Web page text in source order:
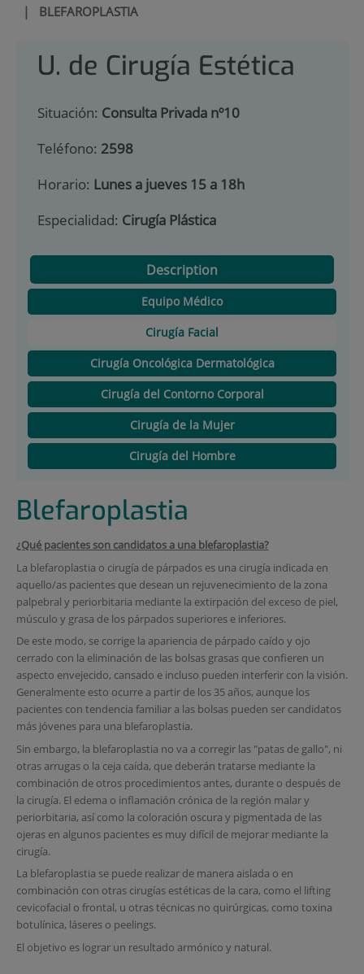
| BLEFAROPLASTIA
U. de Cirugía Estética
Situación: Consulta Privada nº10
Teléfono: 2598
Horario: Lunes a jueves 15 a 18h
Especialidad: Cirugía Plástica
Description
Equipo Médico
Cirugía Facial
Cirugía Oncológica Dermatológica
Cirugía del Contorno Corporal
Cirugía de la Mujer
Cirugía del Hombre
Blefaroplastia
¿Qué pacientes son candidatos a una blefaroplastia?
La blefaroplastia o cirugía de párpados es una cirugía indicada en
aquello/as pacientes que desean un rejuvenecimiento de la zona
palpebral y periorbitaria mediante la extirpación del exceso de piel,
músculo y grasa de los párpados superiores e inferiores.
De este modo, se corrige la apariencia de párpado caído y ojo
cerrado con la eliminación de las bolsas grasas que confieren un
aspecto envejecido, cansado e incluso pueden interferir con la visión.
Generalmente esto ocurre a partir de los 35 años, aunque los
pacientes con tendencia familiar a las bolsas pueden ser candidatos
más jóvenes para una blefaroplastia.
Sin embargo, la blefaroplastia no va a corregir las "patas de gallo", ni
otras arrugas o la ceja caída, que deberán tratarse mediante la
combinación de otros procedimientos antes, durante o después de
la cirugía. El edema o inflamación crónica de la región malar y
periorbitaria, así como la coloración oscura y pigmentada de las
ojeras en algunos pacientes es muy difícil de mejorar mediante la
cirugía.
La blefaroplastia se puede realizar de manera aislada o en
combinación con otras cirugías estéticas de la cara, como el lifting
cevicofacial o frontal, u otras técnicas no quirúrgicas, como toxina
botulínica, láseres o peelings.
El objetivo es lograr un resultado armónico y natural.